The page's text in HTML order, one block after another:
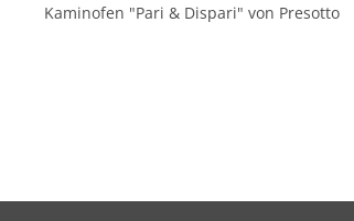
Kaminofen "Pari & Dispari" von Presotto